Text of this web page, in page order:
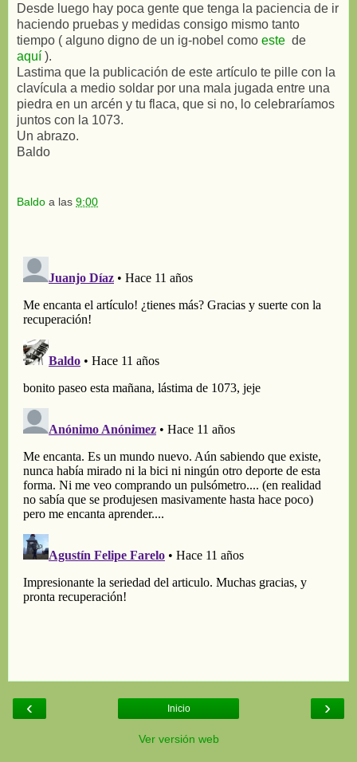
Desde luego hay poca gente que tenga la paciencia de ir
haciendo pruebas y medidas consigo mismo tanto
tiempo ( alguno digno de un ig-nobel como este de
aquí ).
Lastima que la publicación de este artículo te pille con la
clavícula a medio soldar por una mala jugada entre una
piedra en un arcén y tu flaca, que si no, lo celebraríamos
juntos con la 1073.
Un abrazo.
Baldo
Baldo a las 9:00
‹ ›
Inicio
Ver versión web